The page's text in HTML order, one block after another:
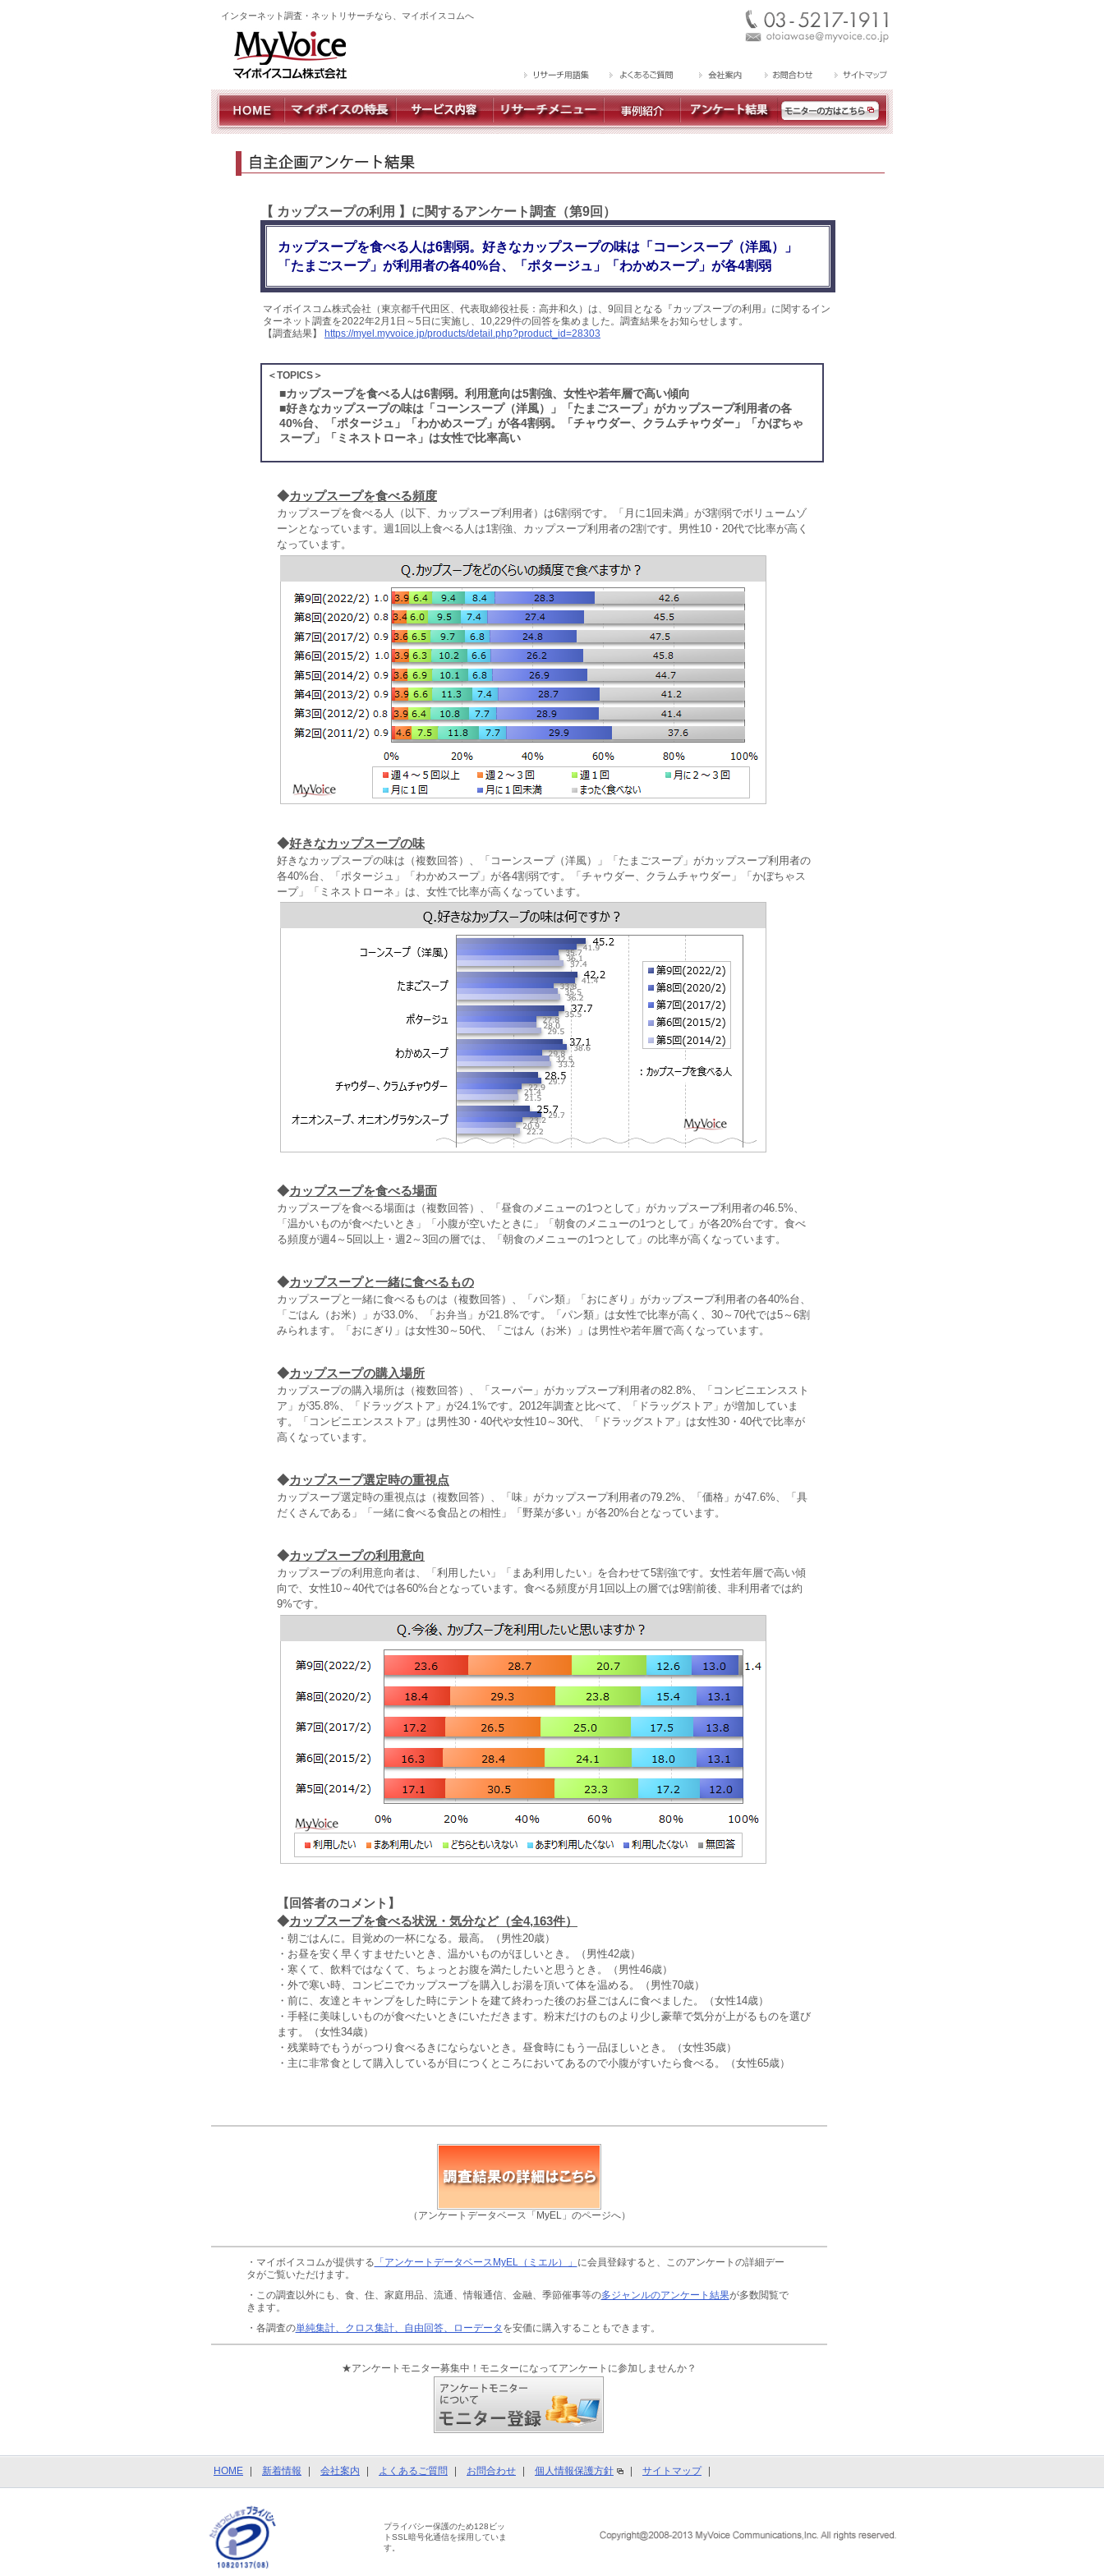
インターネット調査・ネットリサーチなら、マイボイスコムへ
【 カップスープの利用 】に関するアンケート調査（第9回）
カップスープを食べる人は6割弱。好きなカップスープの味は「コーンスープ（洋風）」
「たまごスープ」が利用者の各40%台、「ポタージュ」「わかめスープ」が各4割弱
マイボイスコム株式会社（東京都千代田区、代表取締役社長：高井和久）は、9回目となる『カップスープの利用』に関するイン
ターネット調査を2022年2月1日～5日に実施し、10,229件の回答を集めました。調査結果をお知らせします。
【調査結果】
https://myel.myvoice.jp/products/detail.php?product_id=28303
＜TOPICS＞
■カップスープを食べる人は6割弱。利用意向は5割強、女性や若年層で高い傾向
■好きなカップスープの味は「コーンスープ（洋風）」「たまごスープ」がカップスープ利用者の各
40%台、「ポタージュ」「わかめスープ」が各4割弱。「チャウダー、クラムチャウダー」「かぼちゃ
スープ」「ミネストローネ」は女性で比率高い
◆カップスープを食べる頻度
カップスープを食べる人（以下、カップスープ利用者）は6割弱です。「月に1回未満」が3割弱でボリュームゾ
ーンとなっています。週1回以上食べる人は1割強、カップスープ利用者の2割です。男性10・20代で比率が高く
なっています。
◆好きなカップスープの味
好きなカップスープの味は（複数回答）、「コーンスープ（洋風）」「たまごスープ」がカップスープ利用者の
各40%台、「ポタージュ」「わかめスープ」が各4割弱です。「チャウダー、クラムチャウダー」「かぼちゃス
ープ」「ミネストローネ」は、女性で比率が高くなっています。
◆カップスープを食べる場面
カップスープを食べる場面は（複数回答）、「昼食のメニューの1つとして」がカップスープ利用者の46.5%、
「温かいものが食べたいとき」「小腹が空いたときに」「朝食のメニューの1つとして」が各20%台です。食べ
る頻度が週4～5回以上・週2～3回の層では、「朝食のメニューの1つとして」の比率が高くなっています。
◆カップスープと一緒に食べるもの
カップスープと一緒に食べるものは（複数回答）、「パン類」「おにぎり」がカップスープ利用者の各40%台、
「ごはん（お米）」が33.0%、「お弁当」が21.8%です。「パン類」は女性で比率が高く、30～70代では5～6割
みられます。「おにぎり」は女性30～50代、「ごはん（お米）」は男性や若年層で高くなっています。
◆カップスープの購入場所
カップスープの購入場所は（複数回答）、「スーパー」がカップスープ利用者の82.8%、「コンビニエンススト
ア」が35.8%、「ドラッグストア」が24.1%です。2012年調査と比べて、「ドラッグストア」が増加していま
す。「コンビニエンスストア」は男性30・40代や女性10～30代、「ドラッグストア」は女性30・40代で比率が
高くなっています。
◆カップスープ選定時の重視点
カップスープ選定時の重視点は（複数回答）、「味」がカップスープ利用者の79.2%、「価格」が47.6%、「具
だくさんである」「一緒に食べる食品との相性」「野菜が多い」が各20%台となっています。
◆カップスープの利用意向
カップスープの利用意向者は、「利用したい」「まあ利用したい」を合わせて5割強です。女性若年層で高い傾
向で、女性10～40代では各60%台となっています。食べる頻度が月1回以上の層では9割前後、非利用者では約
9%です。
【回答者のコメント】
◆カップスープを食べる状況・気分など（全4,163件）
・朝ごはんに。目覚めの一杯になる。最高。（男性20歳）
・お昼を安く早くすませたいとき、温かいものがほしいとき。（男性42歳）
・寒くて、飲料ではなくて、ちょっとお腹を満たしたいと思うとき。（男性46歳）
・外で寒い時、コンビニでカップスープを購入しお湯を頂いて体を温める。（男性70歳）
・前に、友達とキャンプをした時にテントを建て終わった後のお昼ごはんに食べました。（女性14歳）
・手軽に美味しいものが食べたいときにいただきます。粉末だけのものより少し豪華で気分が上がるものを選び
ます。（女性34歳）
・残業時でもうがっつり食べるきにならないとき。昼食時にもう一品ほしいとき。（女性35歳）
・主に非常食として購入しているが目につくところにおいてあるので小腹がすいたら食べる。（女性65歳）
（アンケートデータベース「MyEL」のページへ）
・マイボイスコムが提供する 「アンケートデータベースMyEL（ミエル）」 に会員登録すると、このアンケートの詳細デー
タがご覧いただけます。
・この調査以外にも、食、住、家庭用品、流通、情報通信、金融、季節催事等の多ジャンルのアンケート結果が多数閲覧で
きます。
・各調査の単純集計、クロス集計、自由回答、ローデータ を安価に購入することもできます。
★アンケートモニター募集中！モニターになってアンケートに参加しませんか？
HOME 新着情報 会社案内 よくあるご質問 お問合わせ 個人情報保護方針 サイトマップ
プライバシー保護のため128ビッ
トSSL暗号化通信を採用していま
す。